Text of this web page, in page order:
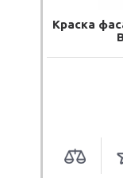
Краска